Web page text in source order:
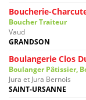
Boucherie-
Boucher Traiteur
Vaud
GRANDSON
Boulangerie Clos
Boulanger Pâtissier,
Jura et Jura Bernois
SAINT-URSANNE